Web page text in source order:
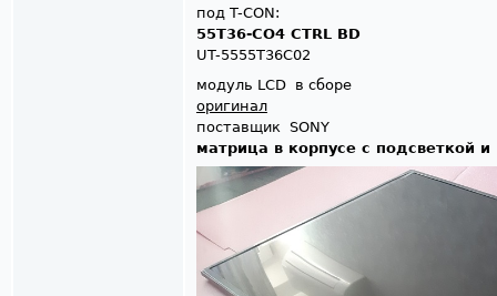
под T-CON:
55T36-CO4 CTRL BD
UT-5555T36C02
модуль LCD в сборе
оригинал
поставщик SONY
матрица в корпусе с подсветкой и